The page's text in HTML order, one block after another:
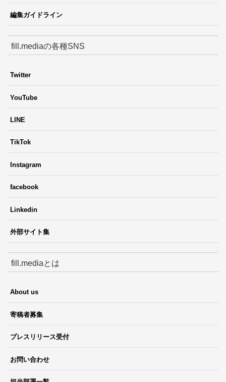
編集ガイドライン
fill.mediaの各種SNS
Twitter
YouTube
LINE
TikTok
Instagram
facebook
Linkedin
外部サイト集
fill.mediaとは
About us
寄稿者募集
プレスリリース受付
お問い合わせ